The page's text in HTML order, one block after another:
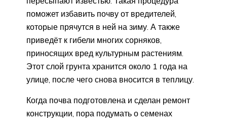
поможет избавить почву от вредителей,
которые прячутся в ней на зиму. А также
приведёт к гибели многих сорняков,
приносящих вред культурным растениям.
Этот слой грунта хранится около 1 года на
улице, после чего снова вносится в теплицу.
Когда почва подготовлена и сделан ремонт
конструкции, пора подумать о семенах